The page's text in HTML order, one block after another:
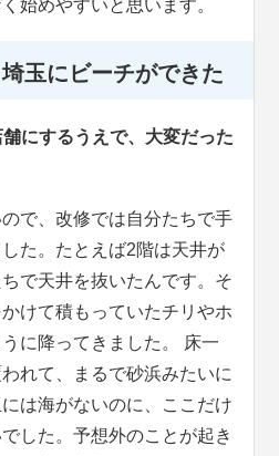
始めやすいと思います。
玉にビーチができた
にするうえで、大変だった
で、改修では自分たちで手
た。たとえば2階は天井が
で天井を抜いたんです。そ
けて積もっていたチリやホ
に降ってきました。 床一
れて、まるで砂浜みたいに
は海がないのに、ここだけ
した。予想外のことが起き